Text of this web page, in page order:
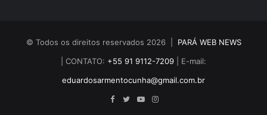
© Todos os direitos reservados 2026 | PARÁ WEB NEWS
| CONTATO: +55 91 9112-7209 | E-mail:
eduardosarmentocunha@gmail.com.br
FacebookTwitterYouTubeInstagram